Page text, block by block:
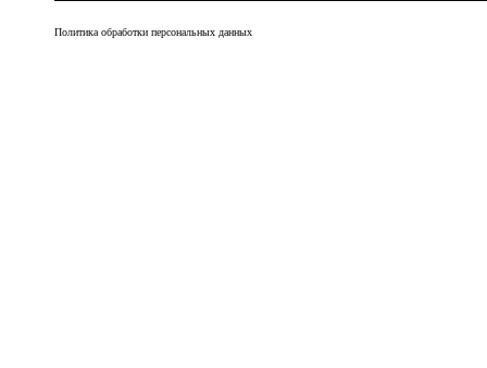
Политика обработки персональных данных